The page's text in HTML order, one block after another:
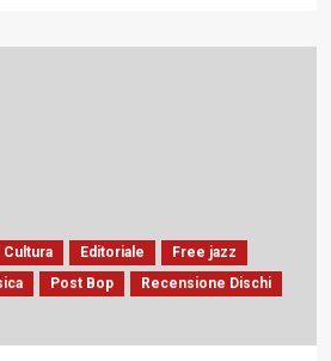
Cultura Editoriale
Free jazz
Post Bop
Recensione Dischi